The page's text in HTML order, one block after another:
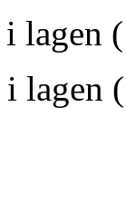
lagen
lagen